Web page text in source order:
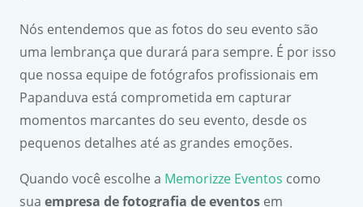
Nós entendemos que as fotos do seu evento são
uma lembrança que durará para sempre. É por isso
que nossa equipe de fotógrafos profissionais em
Papanduva está comprometida em capturar
momentos marcantes do seu evento, desde os
pequenos detalhes até as grandes emoções.
Quando você escolhe a Memorizze Eventos como
sua empresa de fotografia de eventos em